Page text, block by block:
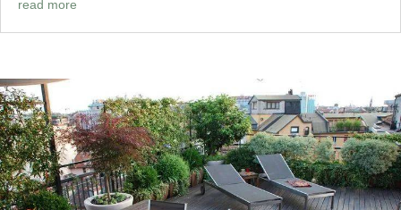
read more